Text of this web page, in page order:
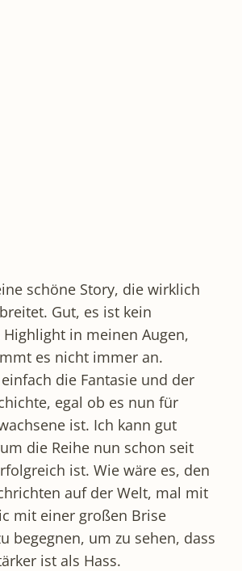
schöne Story, die wirklich
Gut, es ist kein
in meinen Augen,
es nicht immer an.
die Fantasie und der
egal ob es nun für
ist. Ich kann gut
die Reihe nun schon seit
ist. Wie wäre es, den
auf der Welt, mal mit
mit einer großen Brise
begegnen, um zu sehen, dass
ist als Hass.